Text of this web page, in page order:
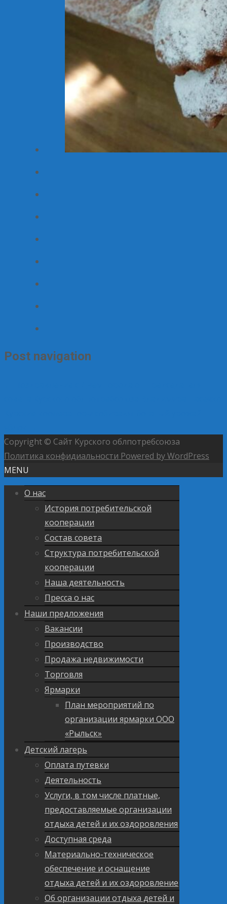
Post navigation
Copyright © Сайт Курского облпотребсоюза
Политика конфидиальности Powered by WordPress
MENU
О нас
История потребительской
кооперации
Состав совета
Структура потребительской
кооперации
Наша деятельность
Пресса о нас
Наши предложения
Вакансии
Производство
Продажа недвижимости
Торговля
Ярмарки
План мероприятий по
организации ярмарки ООО
«Рыльск»
Детский лагерь
Оплата путевки
Деятельность
Услуги, в том числе платные,
предоставляемые организации
отдыха детей и их оздоровления
Доступная среда
Материально-техническое
обеспечение и оснащение
отдыха детей и их оздоровление
Об организации отдыха детей и